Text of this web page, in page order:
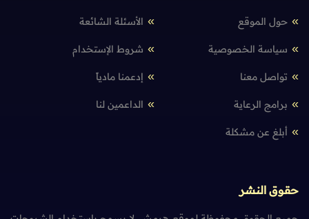
حول الموقع الأسئلة الشائعة
سياسة الخصوصية شروط الإستخدام
تواصل معنا إدعمنا مادياً
برامج الرعاية الداعمين لنا
أبلغ عن مشكلة
حقوق النشر